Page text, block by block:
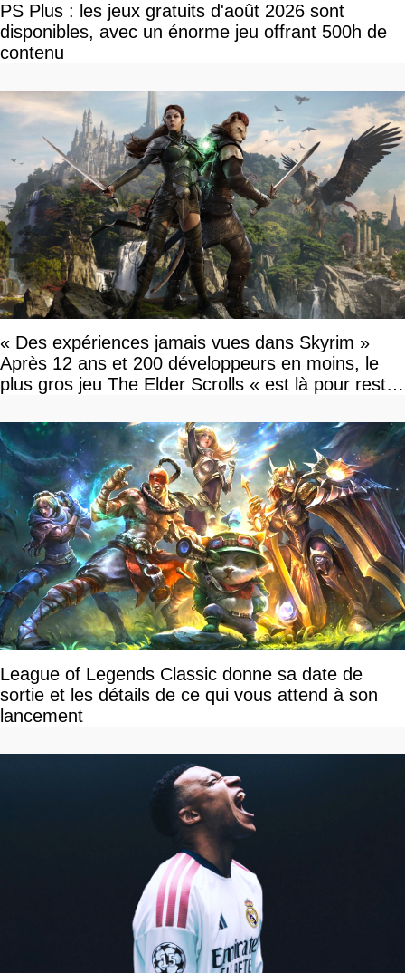
PS Plus : les jeux gratuits d'août 2026 sont
disponibles, avec un énorme jeu offrant 500h de
contenu
« Des expériences jamais vues dans Skyrim »
Après 12 ans et 200 développeurs en moins, le
plus gros jeu The Elder Scrolls « est là pour rester
League of Legends Classic donne sa date de
sortie et les détails de ce qui vous attend à son
lancement